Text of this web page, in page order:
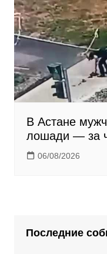
В Астане
лошади — за
06/08/2026
Последние